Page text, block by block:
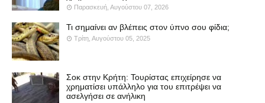
Παρασκευή, Αυγούστου 07, 2026
Τι σημαίνει αν βλέπεις στον ύπνο σου φίδια;
Τρίτη, Αυγούστου 05, 2025
Σοκ στην Κρήτη: Τουρίστας επιχείρησε να
χρηματίσει υπάλληλο για του επιτρέψει να
ασελγήσει σε ανήλικη